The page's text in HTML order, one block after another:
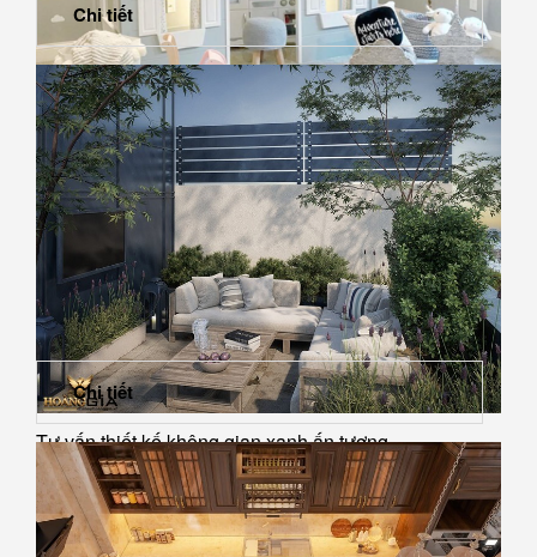
Những mẫu thiết kế nội thất phòng ngủ cho bé năm
2019 đầy ấn tượng
Chi tiết
Tư vấn thiết kế không gian xanh ấn tượng
Chi tiết